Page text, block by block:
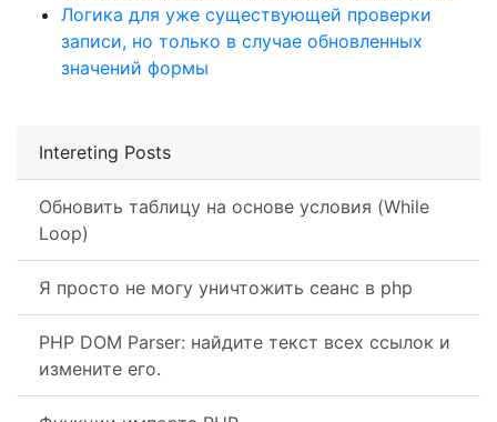
Intereting Posts
Обновить таблицу на основе условия (While
Loop)
Я просто не могу уничтожить сеанс в php
PHP DOM Parser: найдите текст всех ссылок и
измените его.
Логика для уже существующей проверки
записи, но только в случае обновленных
значений формы